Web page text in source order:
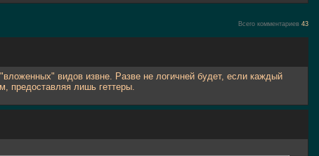
Всего комментариев 43
видов извне. Разве не логичней будет, если каждый
предоставляя лишь геттеры.